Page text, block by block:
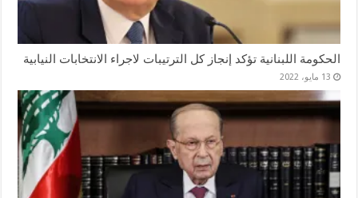
الحكومة اللبنانية تؤكد إنجاز كل الترتيبات لاجراء الانتخابات النيابية
13 مايو، 2022